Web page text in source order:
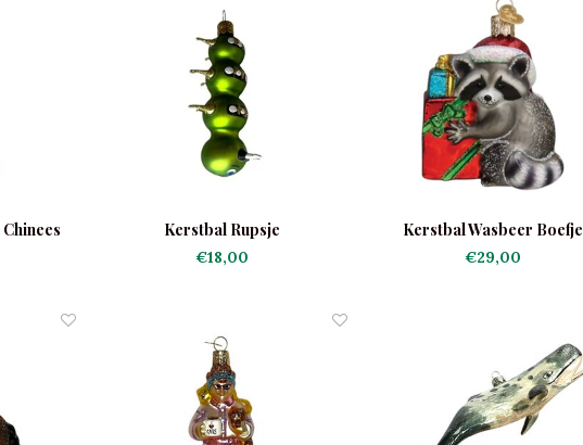
Kerstbal Rupsje
€18,00
Kerstbal Wasbeer Boefje
€29,00